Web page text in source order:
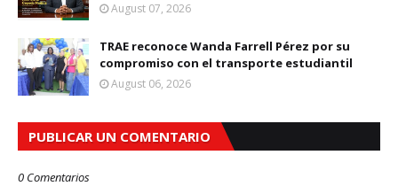
August 07, 2026
TRAE reconoce Wanda Farrell Pérez por su
compromiso con el transporte estudiantil
August 06, 2026
PUBLICAR UN COMENTARIO
0 Comentarios